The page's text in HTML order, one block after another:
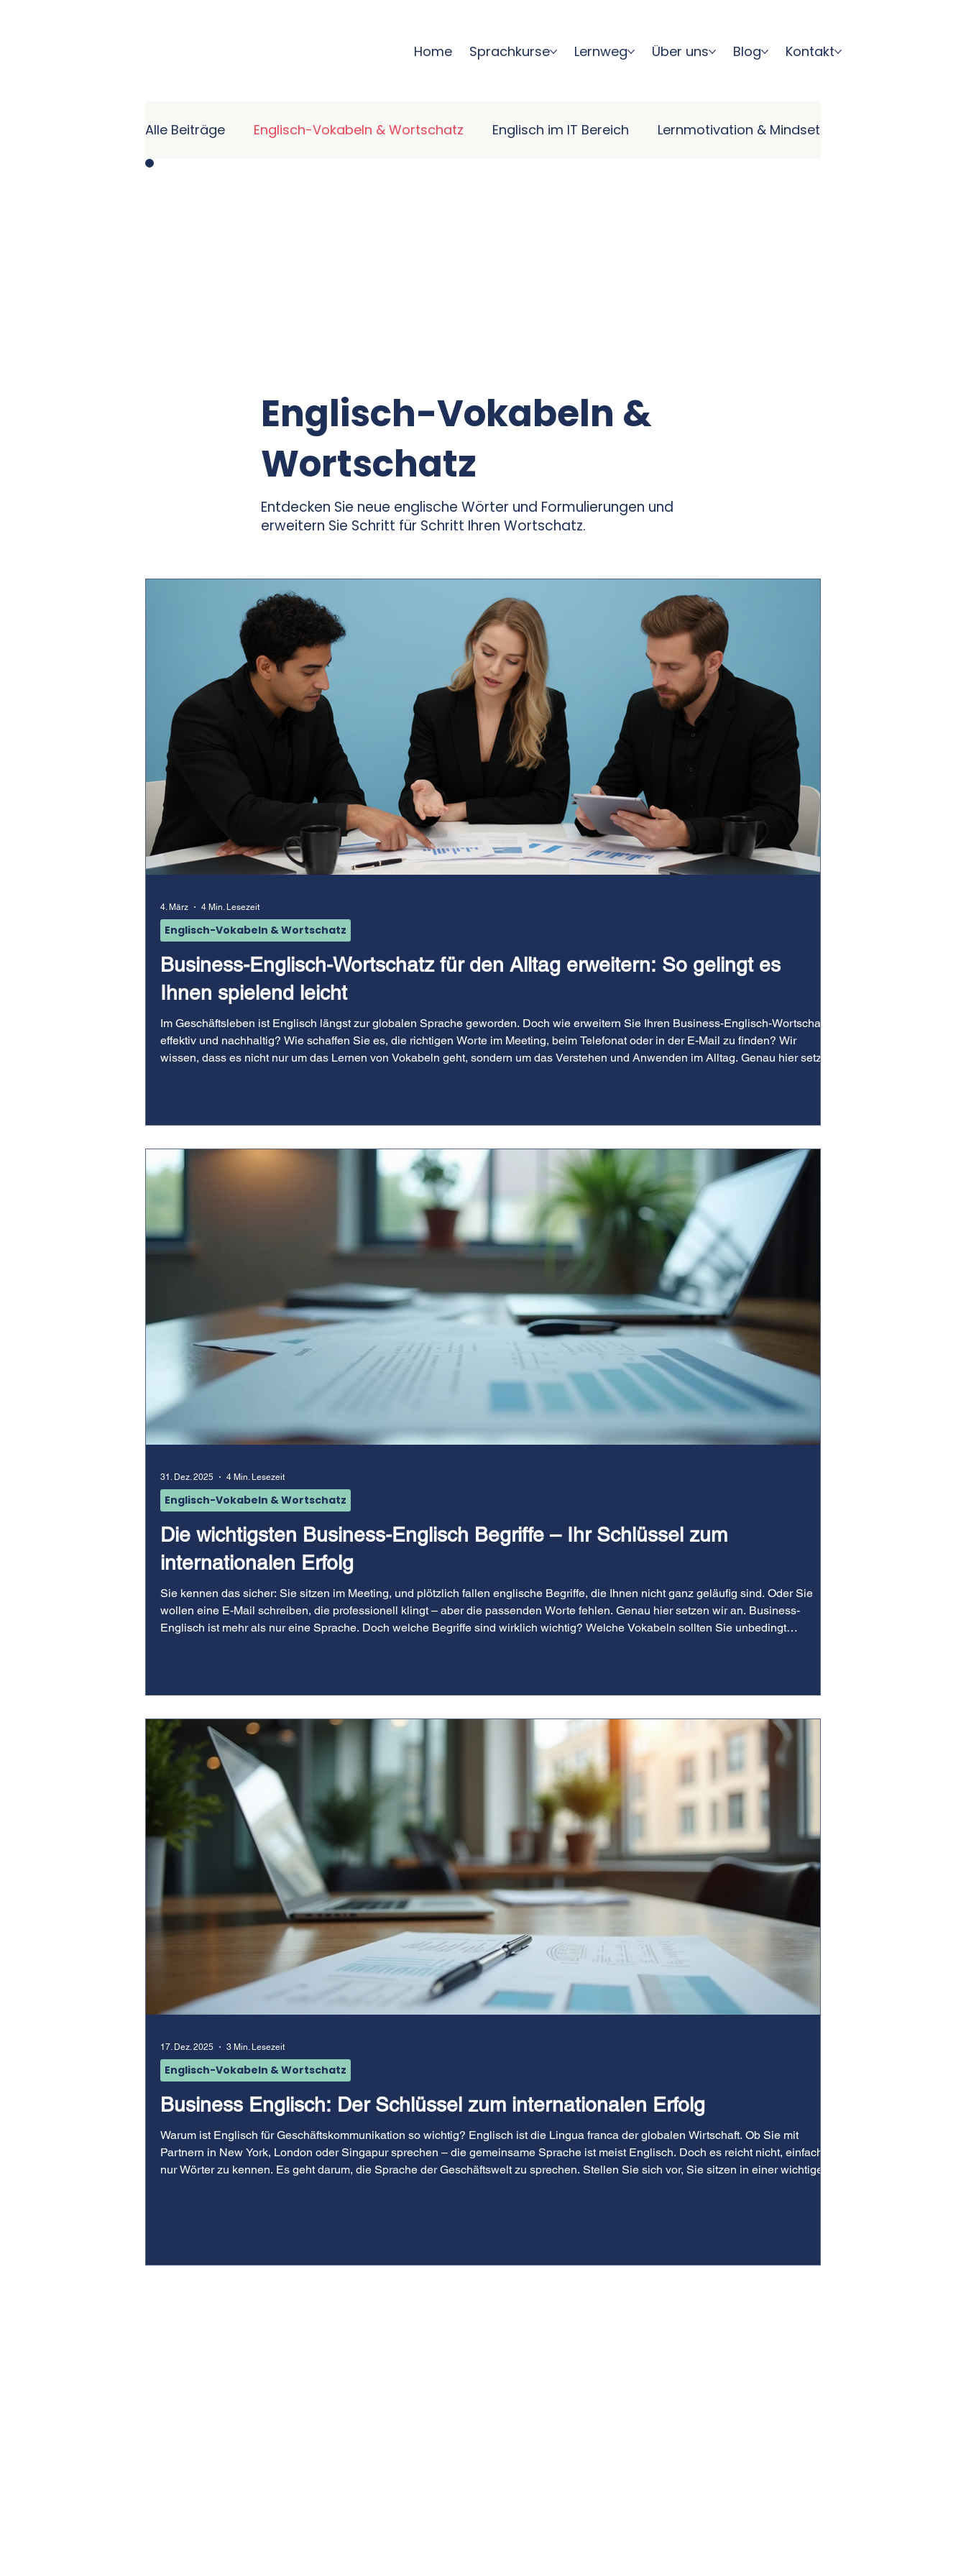
Home Sprachkurse Lernweg Über uns Blog Kontakt
Alle Beiträge Englisch-Vokabeln & Wortschatz Englisch im IT Bereich Lernmotivation & Mindset
Englisch-Vokabeln &
Wortschatz
Entdecken Sie neue englische Wörter und Formulierungen und
erweitern Sie Schritt für Schritt Ihren Wortschatz.
Business-Englisch-Wortschatz für den Alltag erweitern: So gelingt es
Ihnen spielend leicht
Im Geschäftsleben ist Englisch längst zur globalen Sprache geworden. Doch wie erweitern Sie Ihren Business-Englisch-Wortschatz
effektiv und nachhaltig? Wie schaffen Sie es, die richtigen Worte im Meeting, beim Telefonat oder in der E-Mail zu finden? Wir
wissen, dass es nicht nur um das Lernen von Vokabeln geht, sondern um das Verstehen und Anwenden im Alltag. Genau hier setzen
Englisch-Vokabeln & Wortschatz
4. März 4 Min. Lesezeit
Die wichtigsten Business-Englisch Begriffe – Ihr Schlüssel zum
internationalen Erfolg
Sie kennen das sicher: Sie sitzen im Meeting, und plötzlich fallen englische Begriffe, die Ihnen nicht ganz geläufig sind. Oder Sie
wollen eine E-Mail schreiben, die professionell klingt – aber die passenden Worte fehlen. Genau hier setzen wir an. Business-
Englisch ist mehr als nur eine Sprache. Doch welche Begriffe sind wirklich wichtig? Welche Vokabeln sollten Sie unbedingt
Englisch-Vokabeln & Wortschatz
31. Dez. 2025 4 Min. Lesezeit
Business Englisch: Der Schlüssel zum internationalen Erfolg
Warum ist Englisch für Geschäftskommunikation so wichtig? Englisch ist die Lingua franca der globalen Wirtschaft. Ob Sie mit
Partnern in New York, London oder Singapur sprechen – die gemeinsame Sprache ist meist Englisch. Doch es reicht nicht, einfach
nur Wörter zu kennen. Es geht darum, die Sprache der Geschäftswelt zu sprechen. Stellen Sie sich vor, Sie sitzen in einer wichtigen
Englisch-Vokabeln & Wortschatz
17. Dez. 2025 3 Min. Lesezeit